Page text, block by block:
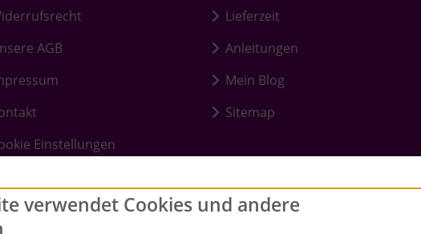
AGB
Einstellungen
Lieferzeit
Anleitungen
Mein Blog
Sitemap
verwendet Cookies und andere